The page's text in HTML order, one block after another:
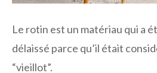
Le rotin est un matériau qui a
délaissé parce qu’il était
“vieillot”.